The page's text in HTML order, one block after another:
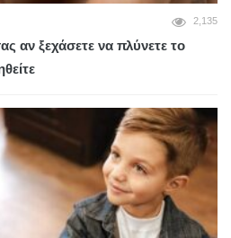
2,135
αν ξεχάσετε να πλύνετε το